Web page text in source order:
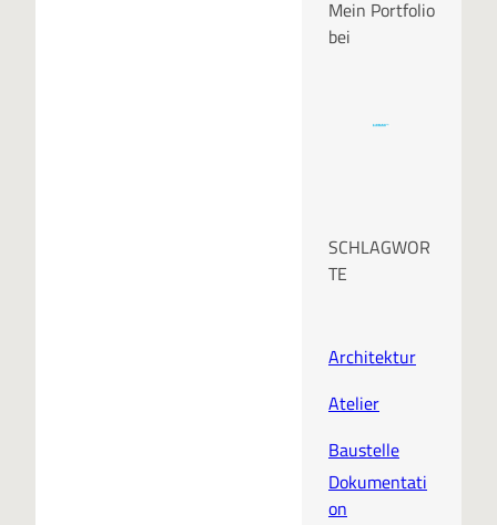
Mein Portfolio
bei
SCHLAGWOR
TE
Architektur
Atelier
Baustelle
Dokumentati
on